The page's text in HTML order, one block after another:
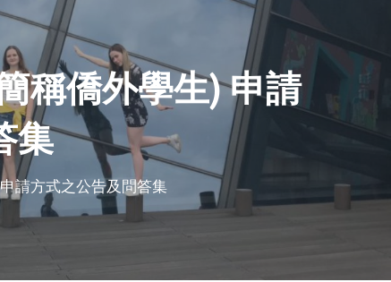
稱僑外學生) 申請
集
請方式之公告及問答集